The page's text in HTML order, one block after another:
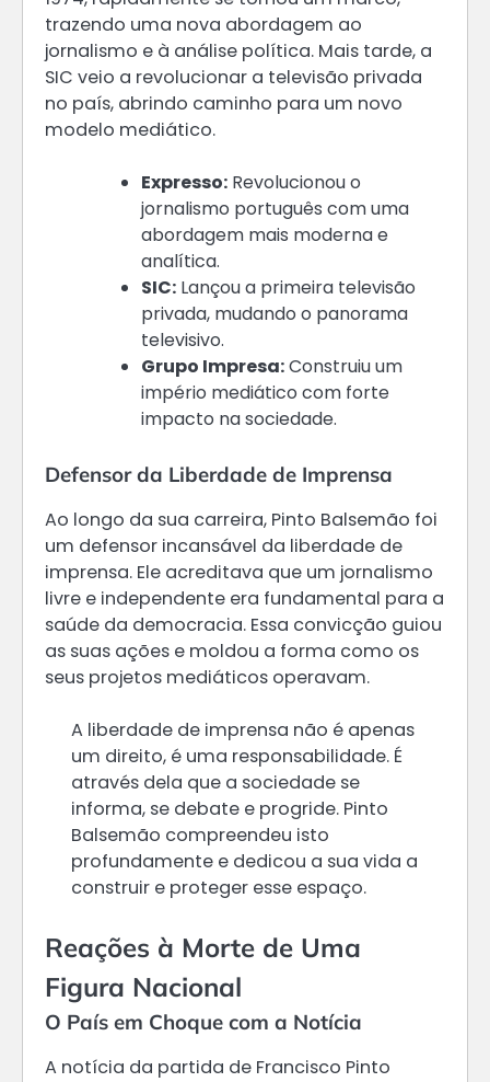
trazendo uma nova abordagem ao
jornalismo e à análise política. Mais tarde, a
SIC veio a revolucionar a televisão privada
no país, abrindo caminho para um novo
modelo mediático.
Expresso: Revolucionou o
jornalismo português com uma
abordagem mais moderna e
analítica.
SIC: Lançou a primeira televisão
privada, mudando o panorama
televisivo.
Grupo Impresa:Construiu um
império mediático com forte
impacto na sociedade.
Defensor da Liberdade de Imprensa
Ao longo da sua carreira, Pinto Balsemão foi
um defensor incansável da liberdade de
imprensa. Ele acreditava que um jornalismo
livre e independente era fundamental para a
saúde da democracia. Essa convicção guiou
as suas ações e moldou a forma como os
seus projetos mediáticos operavam.
A liberdade de imprensa não é apenas
um direito, é uma responsabilidade. É
através dela que a sociedade se
informa, se debate e progride. Pinto
Balsemão compreendeu isto
profundamente e dedicou a sua vida a
construir e proteger esse espaço.
Reações à Morte de Uma
Figura Nacional
O País em Choque com a Notícia
A notícia da partida de Francisco Pinto